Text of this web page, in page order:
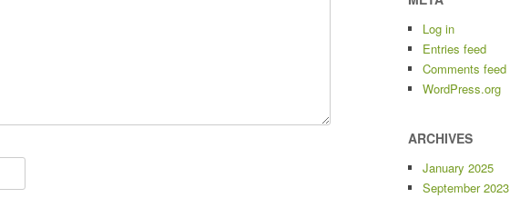
Log in
Entries feed
Comments feed
WordPress.org
ARCHIVES
January 2025
September 2023